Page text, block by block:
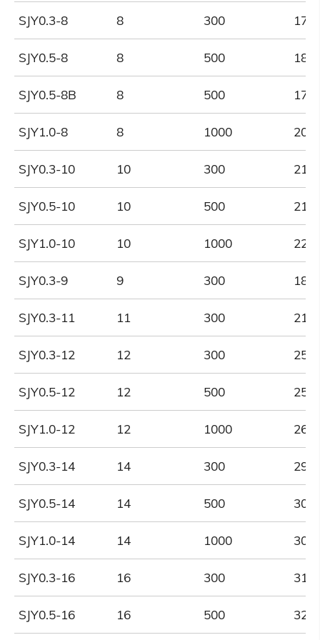
SJY0.3-8 8 300
SJY0.5-8 8 500
SJY0.5-8B 8 500
SJY1.0-8 8 1000
SJY0.3-10 10 300
SJY0.5-10 10 500
SJY1.0-10 10 1000
SJY0.3-9 9 300
SJY0.3-11 11 300
SJY0.3-12 12 300
SJY0.5-12 12 500
SJY1.0-12 12 1000
SJY0.3-14 14 300
SJY0.5-14 14 500
SJY1.0-14 14 1000
SJY0.3-16 16 300
SJY0.5-16 16 500